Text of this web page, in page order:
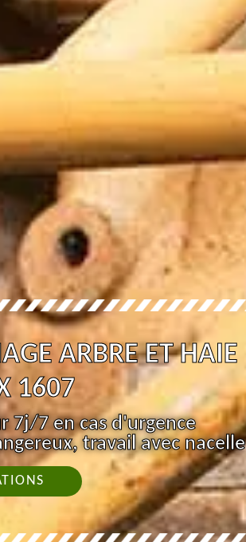
ARBRE ET HAIE
1607
7j/7 en cas d'urgence
travail avec nacelle